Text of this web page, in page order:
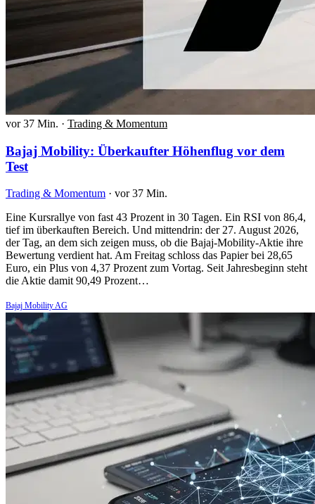
vor 37 Min. · Trading & Momentum
Bajaj Mobility: Überkaufter Höhenflug vor dem
Test
Trading & Momentum · vor 37 Min.
Eine Kursrallye von fast 43 Prozent in 30 Tagen. Ein RSI von 86,4,
tief im überkauften Bereich. Und mittendrin: der 27. August 2026,
der Tag, an dem sich zeigen muss, ob die Bajaj-Mobility-Aktie ihre
Bewertung verdient hat. Am Freitag schloss das Papier bei 28,65
Euro, ein Plus von 4,37 Prozent zum Vortag. Seit Jahresbeginn steht
die Aktie damit 90,49 Prozent…
Bajaj Mobility AG